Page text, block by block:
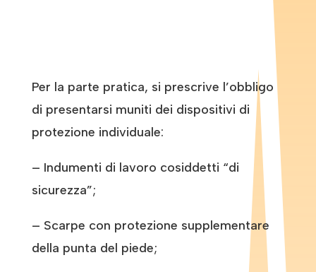
Per la parte pratica, si prescrive l’obbligo
di presentarsi muniti dei dispositivi di
protezione individuale:
– Indumenti di lavoro cosiddetti “di
sicurezza”;
– Scarpe con protezione supplementare
della punta del piede;